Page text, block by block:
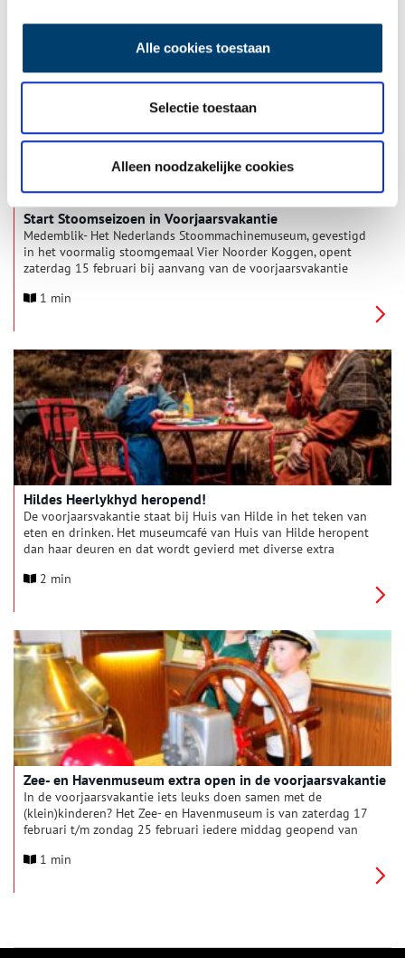
Alle cookies toestaan
Selectie toestaan
Alleen noodzakelijke cookies
kinderen is het museum altijd een leuk uitje met 4
Start Stoomseizoen in Voorjaarsvakantie
Medemblik- Het Nederlands Stoommachinemuseum, gevestigd
in het voormalig stoomgemaal Vier Noorder Koggen, opent
zaterdag 15 februari bij aanvang van de voorjaarsvakantie
hard gewerkt om de machines in gereedheid te brengen voor
in Nederland en vertelt twee bijzondere verhalen: de strijd van
de Westfriezen tegen het water en de ontdekking van de
stoommachine die de wereld veranderde.
1 min
Hildes Heerlykhyd heropend!
De voorjaarsvakantie staat bij Huis van Hilde in het teken van
eten en drinken. Het museumcafé van Huis van Hilde heropent
dan haar deuren en dat wordt gevierd met diverse extra
Duurzaamheid, eerlijke producten, lokale leveranciers en social
kom ook proeven van het ‘menu van vroeger’!
2 min
Zee- en Havenmuseum extra open in de voorjaarsvakantie
In de voorjaarsvakantie iets leuks doen samen met de
(klein)kinderen? Het Zee- en Havenmuseum is van zaterdag 17
februari t/m zondag 25 februari iedere middag geopend van
gesloten.
1 min